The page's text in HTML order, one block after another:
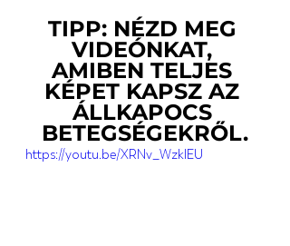
TIPP: NÉZD MEG
VIDEÓNKAT,
AMIBEN TELJES
KÉPET KAPSZ AZ
ÁLLKAPOCS
BETEGSÉGEKRŐL.
https://youtu.be/XRNv_WzklEU